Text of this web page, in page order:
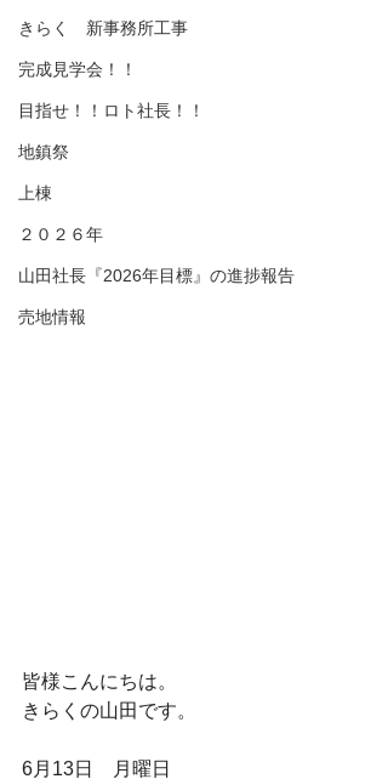
きらく 新事務所工事
完成見学会！！
目指せ！！ロト社長！！
地鎮祭
上棟
２０２６年
山田社長『2026年目標』の進捗報告
売地情報
皆様こんにちは。
きらくの山田です。
6月13日　月曜日